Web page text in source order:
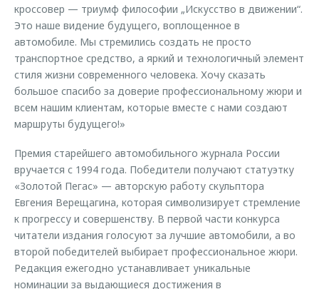
кроссовер — триумф философии „Искусство в движении“.
Это наше видение будущего, воплощенное в
автомобиле. Мы стремились создать не просто
транспортное средство, а яркий и технологичный элемент
стиля жизни современного человека. Хочу сказать
большое спасибо за доверие профессиональному жюри и
всем нашим клиентам, которые вместе с нами создают
маршруты будущего!»
Премия старейшего автомобильного журнала России
вручается с 1994 года. Победители получают статуэтку
«Золотой Пегас» — авторскую работу скульптора
Евгения Верещагина, которая символизирует стремление
к прогрессу и совершенству. В первой части конкурса
читатели издания голосуют за лучшие автомобили, а во
второй победителей выбирает профессиональное жюри.
Редакция ежегодно устанавливает уникальные
номинации за выдающиеся достижения в